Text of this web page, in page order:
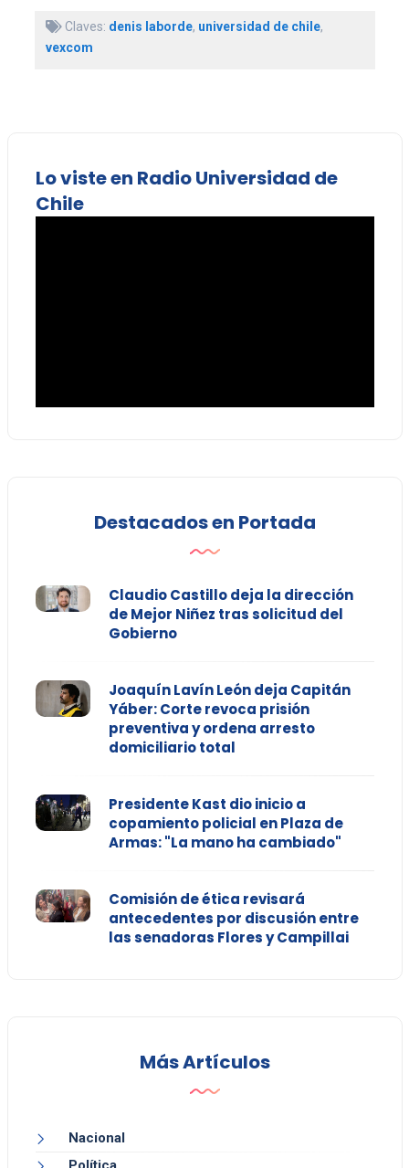
Claves: denis laborde, universidad de chile,
vexcom
Lo viste en Radio Universidad de
Chile
Destacados en Portada
Claudio Castillo deja la dirección
de Mejor Niñez tras solicitud del
Gobierno
Joaquín Lavín León deja Capitán
Yáber: Corte revoca prisión
preventiva y ordena arresto
domiciliario total
Presidente Kast dio inicio a
copamiento policial en Plaza de
Armas: "La mano ha cambiado"
Comisión de ética revisará
antecedentes por discusión entre
las senadoras Flores y Campillai
Más Artículos
Nacional